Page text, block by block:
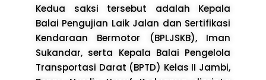
Kedua saksi tersebut adalah Kepala
Balai Pengujian Laik Jalan dan Sertifikasi
Kendaraan Bermotor (BPLJSKB), Iman
Sukandar, serta Kepala Balai Pengelola
Transportasi Darat (BPTD) Kelas II Jambi,